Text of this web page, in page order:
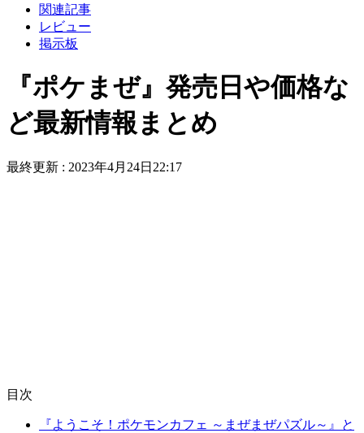
関連記事
レビュー
掲示板
『ポケまぜ』発売日や価格な
ど最新情報まとめ
最終更新 : 2023年4月24日22:17
目次
『ようこそ！ポケモンカフェ ～まぜまぜパズル～』と